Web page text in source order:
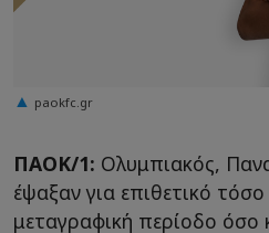
paokfc.gr
ΠΑΟΚ/1: Ολυμπιακός,
έψαξαν για επιθετικό
μεταγραφική περίοδο όσο